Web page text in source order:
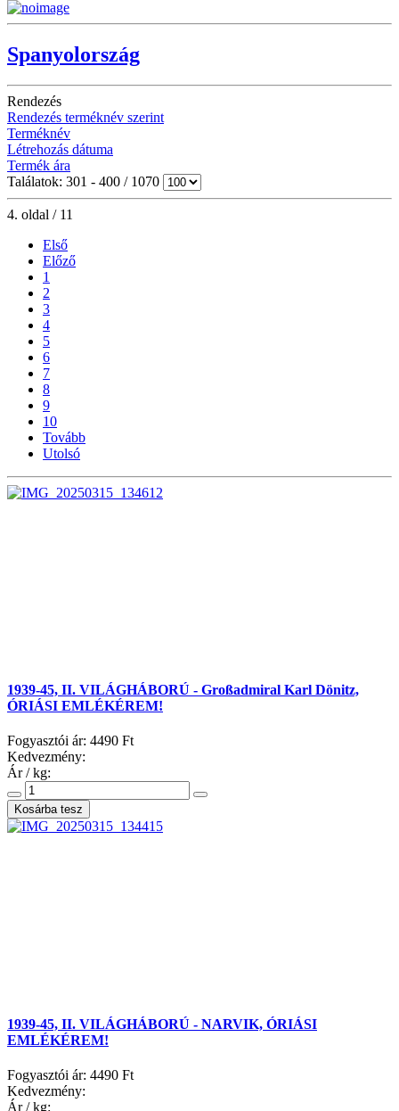
Spanyolország
Rendezés
Rendezés terméknév szerint
Terméknév
Létrehozás dátuma
Termék ára
Találatok: 301 - 400 / 1070
4. oldal / 11
Első
Előző
1
2
3
4
5
6
7
8
9
10
Tovább
Utolsó
1939-45, II. VILÁGHÁBORÚ - Großadmiral Karl Dönitz,
ÓRIÁSI EMLÉKÉREM!
Fogyasztói ár: 4490 Ft
Kedvezmény:
Ár / kg:
1939-45, II. VILÁGHÁBORÚ - NARVIK, ÓRIÁSI
EMLÉKÉREM!
Fogyasztói ár: 4490 Ft
Kedvezmény:
Ár / kg: